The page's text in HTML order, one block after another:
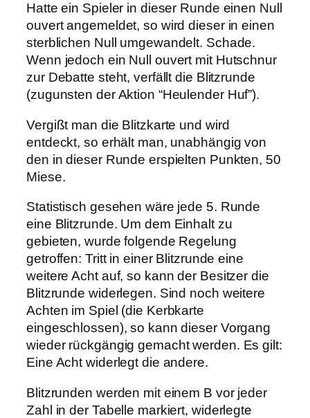
Hatte ein Spieler in dieser Runde einen Null
ouvert angemeldet, so wird dieser in einen
sterblichen Null umgewandelt. Schade.
Wenn jedoch ein Null ouvert mit Hutschnur
zur Debatte steht, verfällt die Blitzrunde
(zugunsten der Aktion “Heulender Huf”).
Vergißt man die Blitzkarte und wird
entdeckt, so erhält man, unabhängig von
den in dieser Runde erspielten Punkten, 50
Miese.
Statistisch gesehen wäre jede 5. Runde
eine Blitzrunde. Um dem Einhalt zu
gebieten, wurde folgende Regelung
getroffen: Tritt in einer Blitzrunde eine
weitere Acht auf, so kann der Besitzer die
Blitzrunde widerlegen. Sind noch weitere
Achten im Spiel (die Kerbkarte
eingeschlossen), so kann dieser Vorgang
wieder rückgängig gemacht werden. Es gilt:
Eine Acht widerlegt die andere.
Blitzrunden werden mit einem B vor jeder
Zahl in der Tabelle markiert, widerlegte